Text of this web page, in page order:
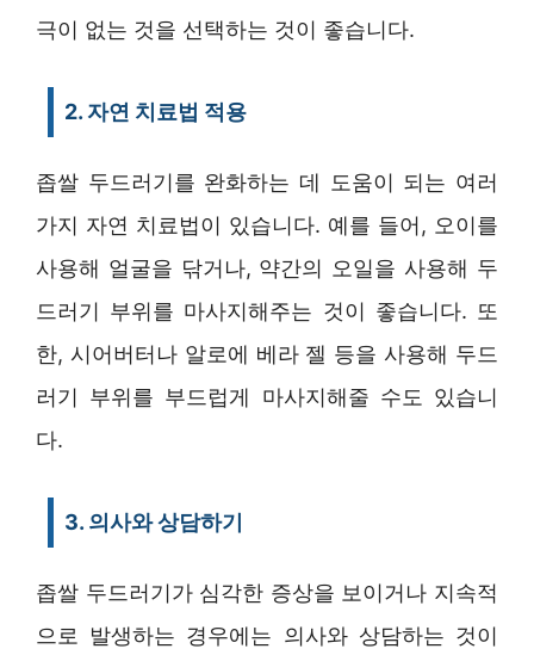
극이 없는 것을 선택하는 것이 좋습니다.
2. 자연 치료법 적용
좁쌀 두드러기를 완화하는 데 도움이 되는 여러
가지 자연 치료법이 있습니다. 예를 들어, 오이를
사용해 얼굴을 닦거나, 약간의 오일을 사용해 두
드러기 부위를 마사지해주는 것이 좋습니다. 또
한, 시어버터나 알로에 베라 젤 등을 사용해 두드
러기 부위를 부드럽게 마사지해줄 수도 있습니
다.
3. 의사와 상담하기
좁쌀 두드러기가 심각한 증상을 보이거나 지속적
으로 발생하는 경우에는 의사와 상담하는 것이